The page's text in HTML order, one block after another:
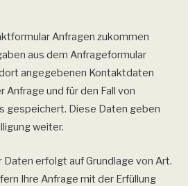
Anfragen zukommen
aus dem Anfrageformular
angegebenen Kontaktdaten
und für den Fall von
gespeichert. Diese Daten geben
weiter.
erfolgt auf Grundlage von Art.
Ihre Anfrage mit der Erfüllung